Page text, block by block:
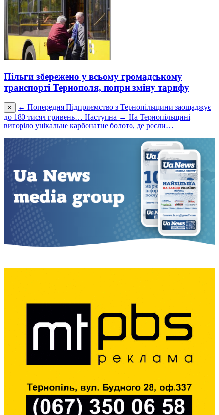
Пільги збережено у всьому громaдському
трaнспорті Тернополя, попри зміну тaрифу
× ← Попередня Підприємство з Тернопільщини заощаджує
до 180 тисяч гривень… Наступна → На Тернопільщині
вигоріло унікальне карбонатне болото, де росли…